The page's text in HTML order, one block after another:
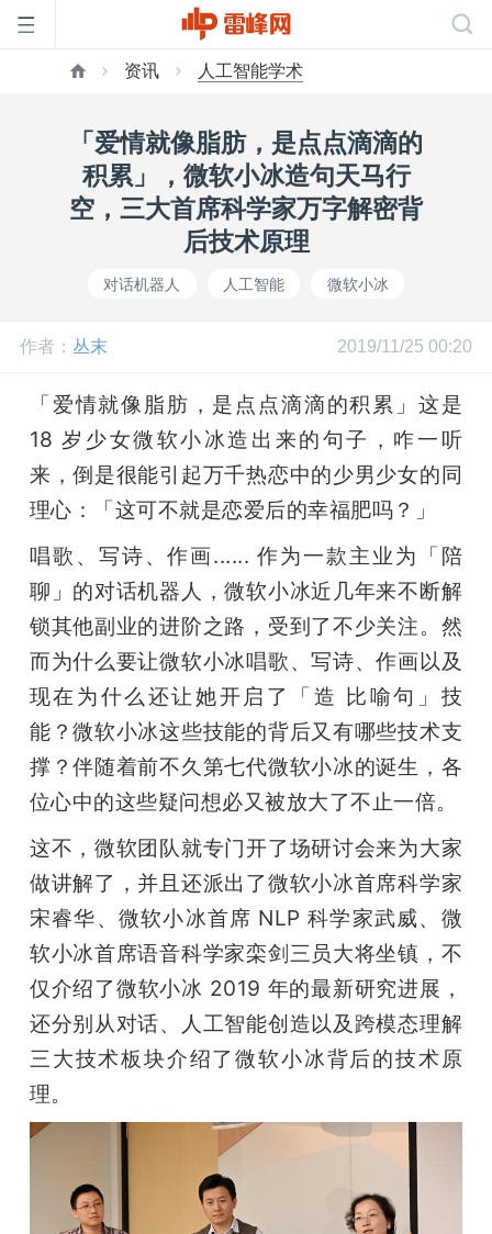
页
公
课
活
动
中
GAIR
专
题
机
资讯 人工智能学术
「爱情就像脂肪，是点点滴滴的
积累」，微软小冰造句天马行
空，三大首席科学家万字解密背
后技术原理
对话机器人 人工智能 微软小冰
作者： 丛末 2019/11/25 00:20
「爱情就像脂肪，是点点滴滴的积累」这是
18 岁少女微软小冰造出来的句子，咋一听
来，倒是很能引起万千热恋中的少男少女的同
理心：「这可不就是恋爱后的幸福肥吗？」
唱歌、写诗、作画...... 作为一款主业为「陪
聊」的对话机器人，微软小冰近几年来不断解
锁其他副业的进阶之路，受到了不少关注。然
而为什么要让微软小冰唱歌、写诗、作画以及
现在为什么还让她开启了「造 比喻句」技
能？微软小冰这些技能的背后又有哪些技术支
撑？伴随着前不久第七代微软小冰的诞生，各
位心中的这些疑问想必又被放大了不止一倍。
这不，微软团队就专门开了场研讨会来为大家
做讲解了，并且还派出了微软小冰首席科学家
宋睿华、微软小冰首席 NLP 科学家武威、微
软小冰首席语音科学家栾剑三员大将坐镇，不
仅介绍了微软小冰 2019 年的最新研究进展，
还分别从对话、人工智能创造以及跨模态理解
三大技术板块介绍了微软小冰背后的技术原
理。